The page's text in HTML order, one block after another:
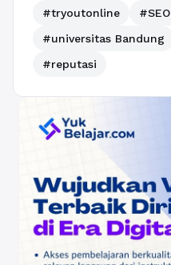
#tryoutonline
#SEO
#universitas Bandung
#reputasi